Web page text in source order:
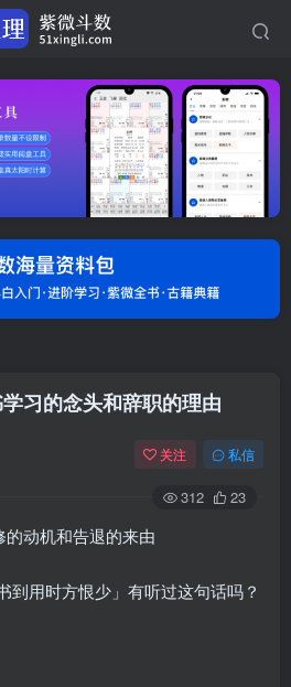
习的念头和辞职的理由
关注 私信
312 23
动机和告退的来由
到用时方恨少」有听过这句话吗？